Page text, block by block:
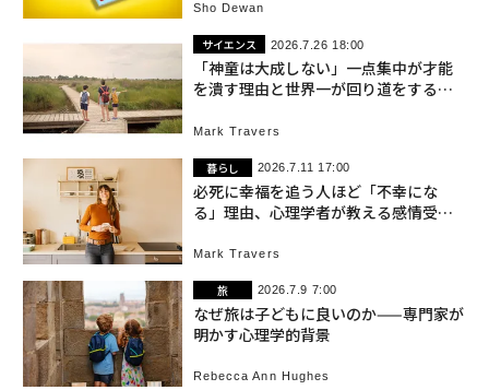
Sho Dewan
サイエンス 2026.7.26 18:00
「神童は大成しない」一点集中が才能
を潰す理由と世界一が回り道をする重
Mark Travers
暮らし 2026.7.11 17:00
必死に幸福を追う人ほど「不幸にな
る」理由、心理学者が教える感情受容
Mark Travers
旅 2026.7.9 7:00
なぜ旅は子どもに良いのか——専門家が
明かす心理学的背景
Rebecca Ann Hughes